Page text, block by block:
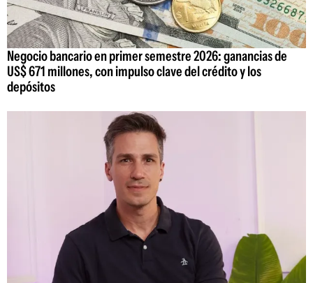
Negocio bancario en primer semestre 2026: ganancias de
US$ 671 millones, con impulso clave del crédito y los
depósitos